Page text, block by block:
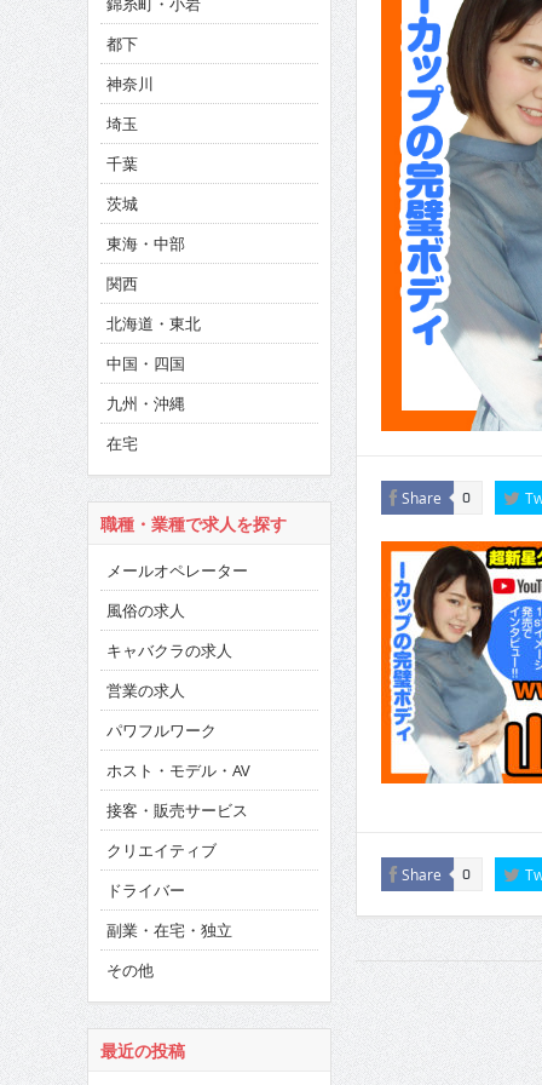
CINEMA×STYLE 286号
CINEMA×STYLE 285号
CINEMA×STYLE 294号
Share 0
Share 0
都下
神奈川
埼玉
千葉
茨城
東海・中部
関西
北海道・東北
中国・四国
九州・沖縄
在宅
職種・業種で求人を探す
メールオペレーター
風俗の求人
キャバクラの求人
営業の求人
パワフルワーク
ホスト・モデル・AV
接客・販売サービス
クリエイティブ
ドライバー
副業・在宅・独立
その他
最近の投稿